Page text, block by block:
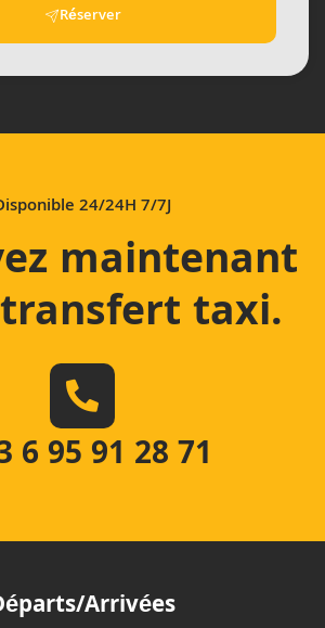
Réserver
24/24H 7/7J
maintenant
taxi.
6 95 91 28 71
Arrivées